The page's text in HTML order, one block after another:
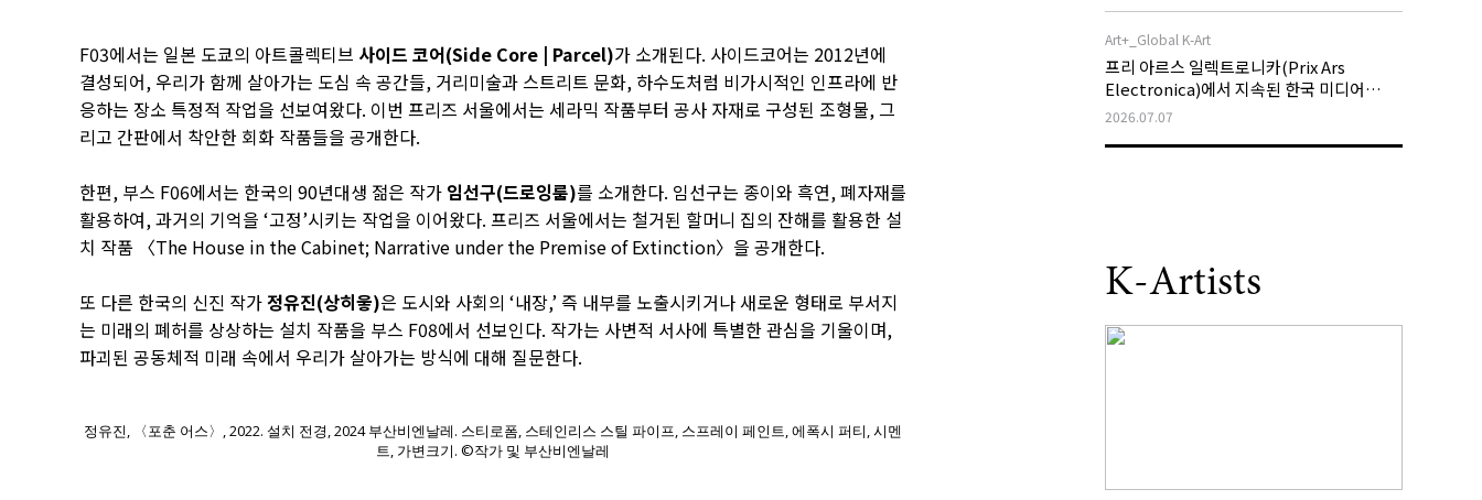
F03에서는 일본 도쿄의 아트콜렉티브 사이드 코어(Side Core | Parcel)가 소개된다. 사이드코어는 2012년에
결성되어, 우리가 함께 살아가는 도심 속 공간들, 거리미술과 스트리트 문화, 하수도처럼 비가시적인 인프라에 반
응하는 장소 특정적 작업을 선보여왔다. 이번 프리즈 서울에서는 세라믹 작품부터 공사 자재로 구성된 조형물, 그
리고 간판에서 착안한 회화 작품들을 공개한다.
한편, 부스 F06에서는 한국의 90년대생 젊은 작가 임선구(드로잉룸)를 소개한다. 임선구는 종이와 흑연, 폐자재를
활용하여, 과거의 기억을 ‘고정’시키는 작업을 이어왔다. 프리즈 서울에서는 철거된 할머니 집의 잔해를 활용한 설
치 작품 〈The House in the Cabinet; Narrative under the Premise of Extinction〉을 공개한다.
또 다른 한국의 신진 작가정유진(상히읗)은 도시와 사회의 ‘내장,’ 즉 내부를 노출시키거나 새로운 형태로 부서지
는 미래의 폐허를 상상하는 설치 작품을 부스 F08에서 선보인다. 작가는 사변적 서사에 특별한 관심을 기울이며,
파괴된 공동체적 미래 속에서 우리가 살아가는 방식에 대해 질문한다.
정유진, 〈포춘 어스〉, 2022. 설치 전경, 2024 부산비엔날레. 스티로폼, 스테인리스 스틸 파이프, 스프레이 페인트, 에폭시 퍼티, 시멘
트, 가변크기. ©작가 및 부산비엔날레
Art+_Global K-Art
프리 아르스 일렉트로니카(Prix Ars
Electronica)에서 지속된 한국 미디어
아트의 국제적 성과
2026.07.07
K-Artists